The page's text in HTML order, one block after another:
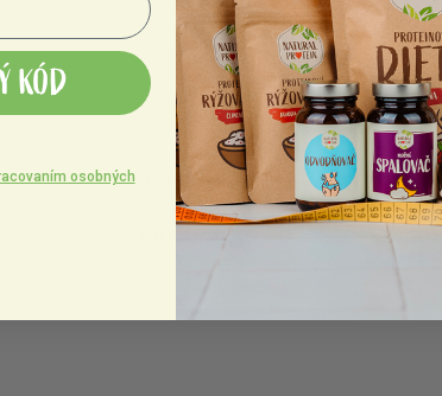
siahnu práve po medveďom cesnaku, ktorý im prečistí
aj my. Medvedí cesnak je totiž hotový zázrak. Dodá
chuť do jedla a pomáha pri nespavosti. V
lahôdky ako pestá, dipy, polievky alebo nátierky k
KÓD
osobných